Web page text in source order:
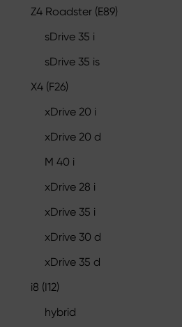
Z4 Roadster (E89)
sDrive 35 i
sDrive 35 is
X4 (F26)
xDrive 20 i
xDrive 20 d
M 40 i
xDrive 28 i
xDrive 35 i
xDrive 30 d
xDrive 35 d
i8 (I12)
hybrid